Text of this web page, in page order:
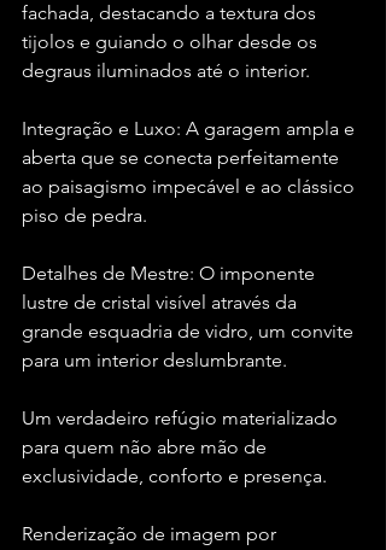
fachada, destacando a textura dos
tijolos e guiando o olhar desde os
degraus iluminados até o interior.
Integração e Luxo: A garagem ampla e
aberta que se conecta perfeitamente
ao paisagismo impecável e ao clássico
piso de pedra.
Detalhes de Mestre: O imponente
lustre de cristal visível através da
grande esquadria de vidro, um convite
para um interior deslumbrante.
Um verdadeiro refúgio materializado
para quem não abre mão de
exclusividade, conforto e presença.
Renderização de imagem por